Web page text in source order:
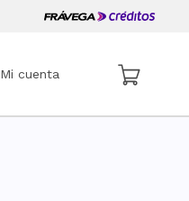
Mi cuenta